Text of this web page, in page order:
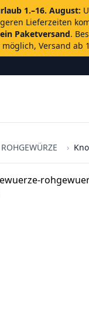
1.–16. August:
Lieferzeiten
Paketversand.
Versand ab
ROHGEWÜRZE ›